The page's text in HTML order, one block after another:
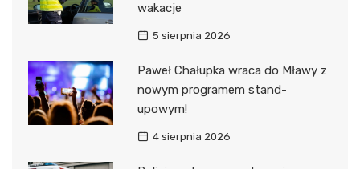
wakacje
5 sierpnia 2026
Paweł Chałupka wraca do Mławy z
nowym programem stand-
upowym!
4 sierpnia 2026